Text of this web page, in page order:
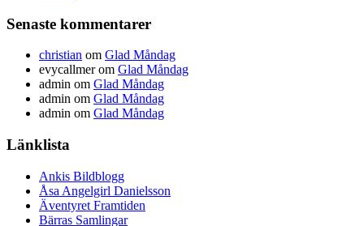
Senaste kommentarer
christian om Glad Måndag
evycallmerom Glad Måndag
admin om Glad Måndag
admin om Glad Måndag
admin om Glad Måndag
Länklista
Ankis Bildblogg
Åsa Angelgirl Danielsson
Äventyret Framtiden
Bärras Samlingar